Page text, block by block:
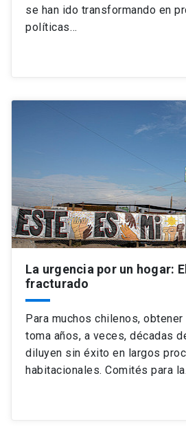
se han ido transformando en
políticas…
La urgencia por un hogar:
fracturado
Para muchos chilenos,
toma años, a veces, décadas
diluyen sin éxito en largos
habitacionales. Comités para